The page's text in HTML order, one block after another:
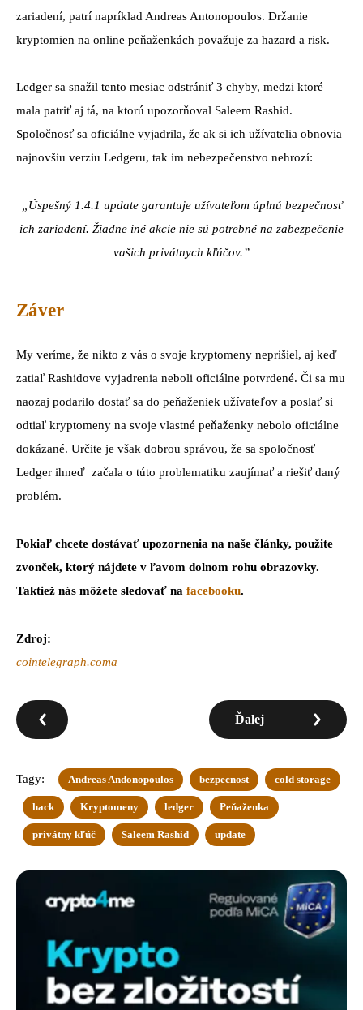
zariadení, patrí napríklad Andreas Antonopoulos. Držanie
kryptomien na online peňaženkách považuje za hazard a risk.
Ledger sa snažil tento mesiac odstrániť 3 chyby, medzi ktoré
mala patriť aj tá, na ktorú upozorňoval Saleem Rashid.
Spoločnosť sa oficiálne vyjadrila, že ak si ich užívatelia obnovia
najnovšiu verziu Ledgeru, tak im nebezpečenstvo nehrozí:
„Úspešný 1.4.1 update garantuje užívateľom úplnú bezpečnosť
ich zariadení. Žiadne iné akcie nie sú potrebné na zabezpečenie
vašich privátnych kľúčov.”
Záver
My veríme, že nikto z vás o svoje kryptomeny neprišiel, aj keď
zatiaľ Rashidove vyjadrenia neboli oficiálne potvrdené. Či sa mu
naozaj podarilo dostať sa do peňaženiek užívateľov a poslať si
odtiaľ kryptomeny na svoje vlastné peňaženky nebolo oficiálne
dokázané. Určite je však dobrou správou, že sa spoločnosť
Ledger ihneď začala o túto problematiku zaujímať a riešiť daný
problém.
Pokiaľ chcete dostávať upozornenia na naše články, použite
zvonček, ktorý nájdete v ľavom dolnom rohu obrazovky.
Taktiež nás môžete sledovať na facebooku.
Zdroj:
cointelegraph.coma
Ďalej
Tagy: Andreas Andonopoulos bezpecnost cold storage
hack Kryptomeny ledger Peňaženka
privátny kľúč Saleem Rashid update